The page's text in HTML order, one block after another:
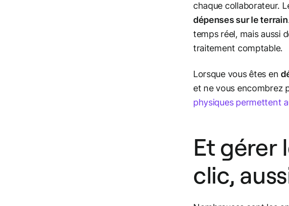
chaque collaborateur.
dépenses sur le terrain
temps réel, mais aussi
traitement comptable.
Lorsque vous êtes en
et ne vous encombrez
physiques permettent
Et gérer
clic,